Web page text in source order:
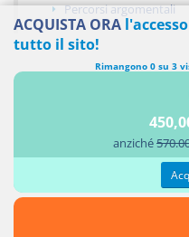
Percorsi argomentali
LIQUIDAZIONE COATTA
ACQUISTA ORA l'accesso
tutto il sito!
Rimangono 0 su 3
anziché